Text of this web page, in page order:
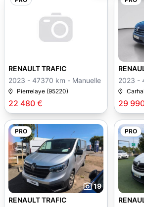
22 480 €
RENAULT TRAFIC
2023 - 47370 km - Manuelle
Pierrelaye (95220)
29
PRO
19
RENAULT TRAFIC
PRO